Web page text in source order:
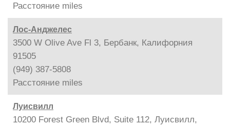
Расстояние miles
Лос-Анджелес
3500 W Olive Ave Fl 3, Бербанк, Калифорния
91505
(949) 387-5808
Расстояние miles
Луисвилл
10200 Forest Green Blvd, Suite 112, Луисвилл,